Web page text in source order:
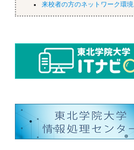
来校者の方のネットワーク環境